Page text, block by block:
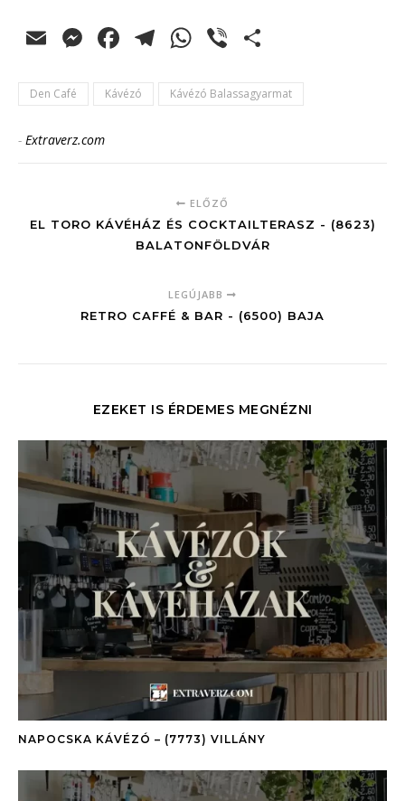
EmailMessenger
Facebook
Telegram
WhatsApp
Viber
Den Café Kávézó Kávézó Balassagyarmat
- Extraverz.com
ELŐZŐ
EL TORO KÁVÉHÁZ ÉS COCKTAILTERASZ - (8623)
BALATONFÖLDVÁR
LEGÚJABB
RETRO CAFFÉ & BAR - (6500) BAJA
EZEKET IS ÉRDEMES MEGNÉZNI
NAPOCSKA KÁVÉZÓ – (7773) VILLÁNY